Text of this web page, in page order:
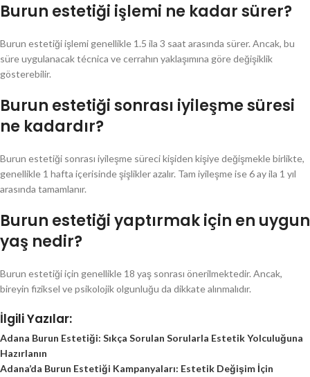
Burun estetiği işlemi ne kadar sürer?
Burun estetiği işlemi genellikle 1.5 ila 3 saat arasında sürer. Ancak, bu
süre uygulanacak técnica ve cerrahın yaklaşımına göre değişiklik
gösterebilir.
Burun estetiği sonrası iyileşme süresi
ne kadardır?
Burun estetiği sonrası iyileşme süreci kişiden kişiye değişmekle birlikte,
genellikle 1 hafta içerisinde şişlikler azalır. Tam iyileşme ise 6 ay ila 1 yıl
arasında tamamlanır.
Burun estetiği yaptırmak için en uygun
yaş nedir?
Burun estetiği için genellikle 18 yaş sonrası önerilmektedir. Ancak,
bireyin fiziksel ve psikolojik olgunluğu da dikkate alınmalıdır.
İlgili Yazılar:
Adana Burun Estetiği: Sıkça Sorulan Sorularla Estetik Yolculuğuna
Hazırlanın
Adana’da Burun Estetiği Kampanyaları: Estetik Değişim İçin